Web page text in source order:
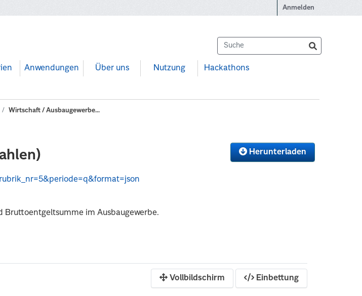
Anmelden
Anwendungen Über uns Nutzung Hackathons
Wirtschaft / Ausbaugewerbe...
Herunterladen
Bruttoentgeltsumme im Ausbaugewerbe.
Vollbildschirm Einbettung